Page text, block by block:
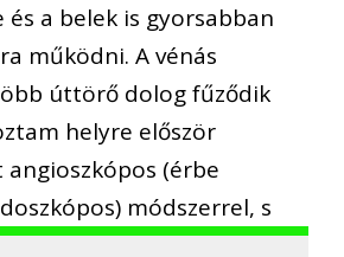
és a belek is gyorsabban
működni. A vénás
úttörő dolog fűződik
helyre először
(érbe
módszerrel, s